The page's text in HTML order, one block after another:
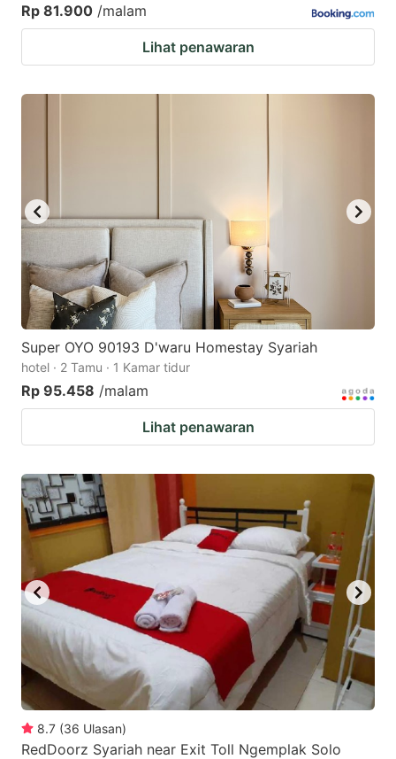
Rp 81.900 /malam
Lihat penawaran
Super OYO 90193 D'waru Homestay Syariah
hotel · 2 Tamu · 1 Kamar tidur
Rp 95.458 /malam
Lihat penawaran
8.7 (36 Ulasan)
RedDoorz Syariah near Exit Toll Ngemplak Solo